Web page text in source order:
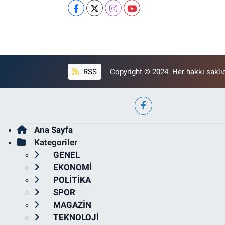
RSS Copyright © 2024. Her hakkı
Ana Sayfa
Kategoriler
GENEL
EKONOMİ
POLİTİKA
SPOR
MAGAZİN
TEKNOLOJİ